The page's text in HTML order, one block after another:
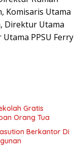
Komisaris Utama
Direktur Utama
PPSU Ferry
Gratis
Orang Tua
Berkantor Di